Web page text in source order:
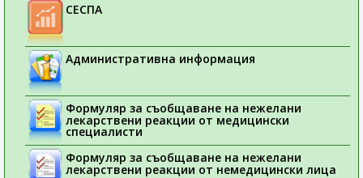
СЕСПА
Административна информация
Формуляр за съобщаване на нежелани
лекарствени реакции от медицински
специалисти
Формуляр за съобщаване на нежелани
лекарствени реакции от немедицински лица